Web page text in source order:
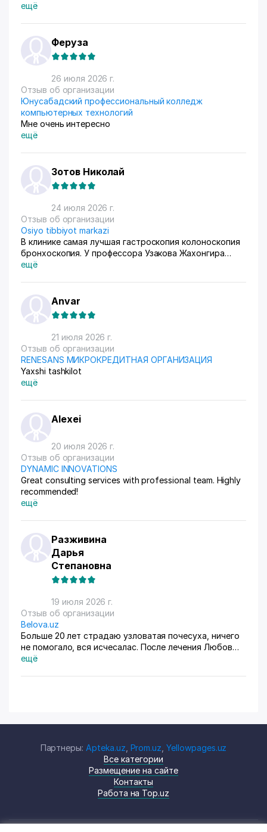
схему ФБС, для нашего Узбекистана это пока
приема. Покупатели из рахных стран берут, из
России особенно много, узбекский хлопок там
любят) За продажами следим через приложение, оно
очень помогает все контролировать, да и удобное
само по себе
ещё
Феруза
26 июля 2026 г.
Отзыв об организации
Юнусабадский профессиональный колледж
компьютерных технологий
Мне очень интересно
ещё
Зотов Николай
24 июля 2026 г.
Отзыв об организации
Osiyo tibbiyot markazi
В клинике самая лучшая гастроскопия колоноскопия
бронхоскопия. У профессора Узакова Жахонгира
Низамовича.
ещё
Anvar
21 июля 2026 г.
Отзыв об организации
RENESANS МИКРОКРЕДИТНАЯ ОРГАНИЗАЦИЯ
Yaxshi tashkilot
ещё
Alexei
20 июля 2026 г.
Отзыв об организации
DYNAMIC INNOVATIONS
Great consulting services with professional team. Highly
recommended!
ещё
Разживина
Дарья
Степановна
19 июля 2026 г.
Отзыв об организации
Belova.uz
Больше 20 лет страдаю узловатая почесуха, ничего
не помогало, вся исчесалас. После лечения Любов
Владимировны 90% болячек ушло, сейчас
ещё
Партнеры: Apteka.uz Prom.uz ,Yellowpages.uz
Все категории
Размещение на сайте
Контакты
Работа на Top.uz